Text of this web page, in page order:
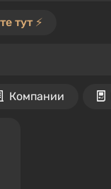
тут ⚡️
Компании